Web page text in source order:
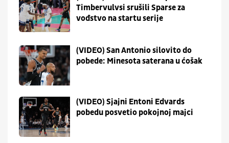
Timbervulvsi srušili Sparse za
vođstvo na startu serije
(VIDEO) San Antonio silovito do
pobede: Minesota saterana u ćošak
(VIDEO) Sjajni Entoni Edvards
pobedu posvetio pokojnoj majci